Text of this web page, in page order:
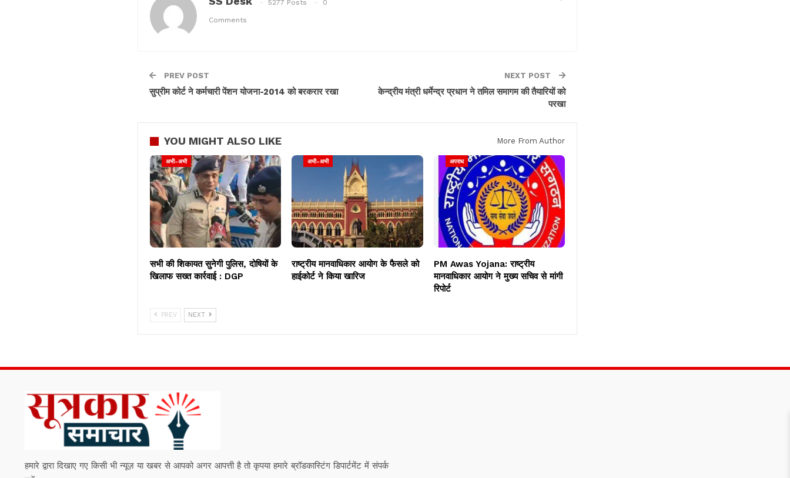
5277 Posts 0
Comments
PREV POST
सुप्रीम कोर्ट ने कर्मचारी पेंशन योजना-2014 को बरकरार रखा
NEXT POST
केन्द्रीय मंत्री धर्मेन्द्र प्रधान ने तमिल समागम की तैयारियों को
परखा
YOU MIGHT ALSO LIKE More From Author
अभी-अभी
सभी की शिकायत सुनेगी पुलिस, दोषियों के
खिलाफ सख्त कार्रवाई : DGP
अभी-अभी
राष्ट्रीय मानवाधिकार आयोग के फैसले को
हाईकोर्ट ने किया खारिज
अपराध
PM Awas Yojana: राष्ट्रीय
मानवाधिकार आयोग ने मुख्य सचिव से मांगी
रिपोर्ट
PREV NEXT
हमारे द्वारा दिखाए गए किसी भी न्यूज़ या खबर से आपको अगर आपत्ती है तो कृपया हमारे ब्रॉडकास्टिंग डिपार्टमेंट में संपर्क